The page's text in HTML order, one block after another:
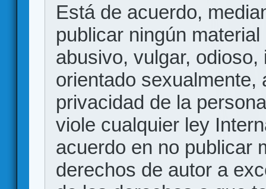
Está de acuerdo,
publicar ningún
abusivo, vulgar,
orientado sexualmente,
privacidad de la
viole cualquier ley
acuerdo en no publicar
derechos de autor a